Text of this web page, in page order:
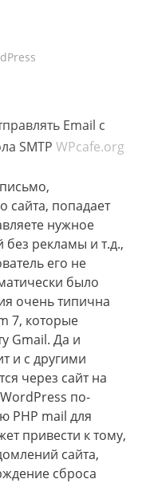
Email с
SMTP WPcafe.org
сайта, попадает
нужное
рекламы и т.д.,
его не
было
очень типична
7, которые
Gmail. Да и
и с другими
через сайт на
по-
PHP mail для
привести к тому,
сайта,
сброса